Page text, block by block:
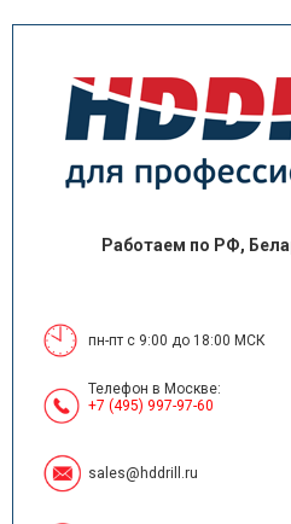
Работаем по РФ,
пн-пт с 9:00 до 18:00 МСК
Телефон в Москве:
+7 (495) 997-97-60
sales@hddrill.ru